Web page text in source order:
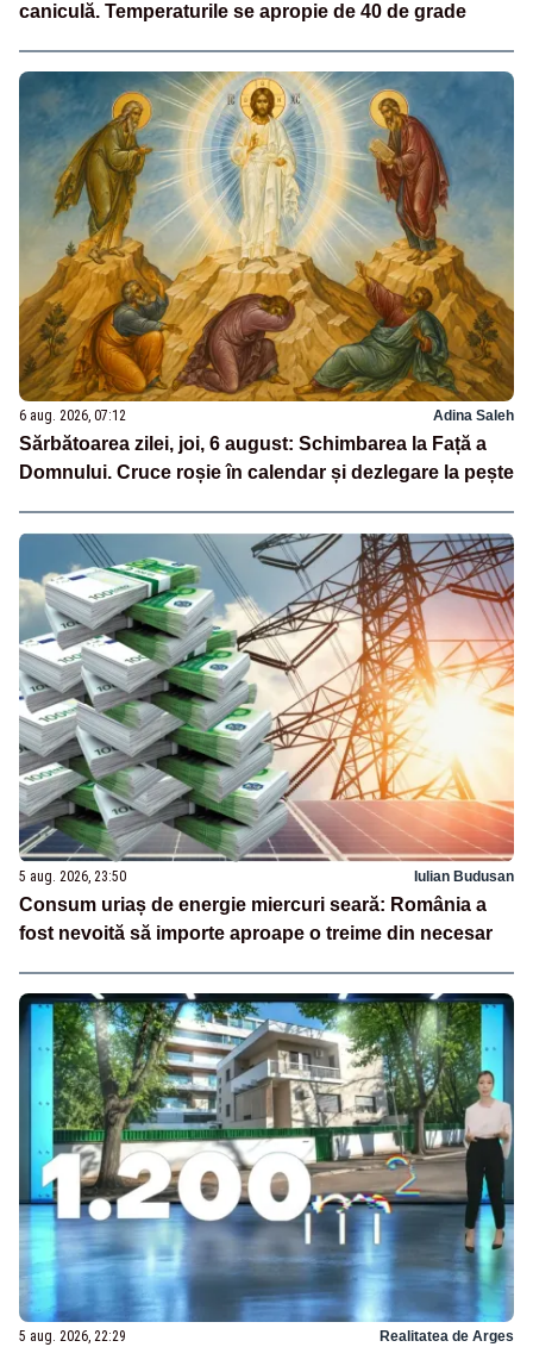
caniculă. Temperaturile se apropie de 40 de grade
6 aug. 2026, 07:12 Adina Saleh
Sărbătoarea zilei, joi, 6 august: Schimbarea la Față a
Domnului. Cruce roșie în calendar și dezlegare la pește
5 aug. 2026, 23:50 Iulian Budusan
Consum uriaș de energie miercuri seară: România a
fost nevoită să importe aproape o treime din necesar
5 aug. 2026, 22:29 Realitatea de Arges